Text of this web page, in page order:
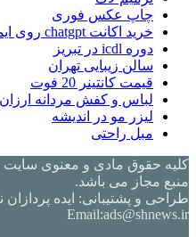
چاپ عکس فوری
خرید اکانت chatgpt روی ایمیل شخصی
دوره icdl در تبریز
سالن زیبایی تهران
قیمت کانتینر 20 فوت
لباس و کفش مردانه ارزان
لیزر مو در اندیشه
مبل راحتی
کلیه حقوق مادی و معنوی
منبع مجاز می باشد.
Email:ads@shnews.ir